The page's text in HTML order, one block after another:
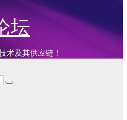
坛
术及其供应链！